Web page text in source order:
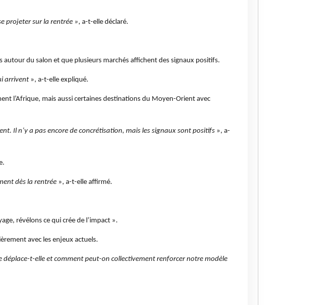
projeter sur la rentrée », a-t-elle déclaré.
du salon et que plusieurs marchés affichent des signaux positifs.
arrivent », a-t-elle expliqué.
l’Afrique, mais aussi certaines destinations du Moyen-Orient avec
Il n’y a pas encore de concrétisation, mais les signaux sont positifs », a-
dès la rentrée », a-t-elle affirmé.
révélons ce qui crée de l’impact ».
avec les enjeux actuels.
t-elle et comment peut-on collectivement renforcer notre modèle